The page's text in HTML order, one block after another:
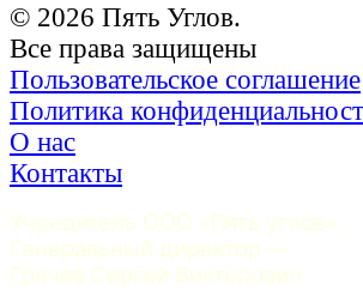
© 2026 Пять Углов.
Все права защищены
Пользовательское соглашение
Политика
О нас
Контакты
Учредитель ООО «Пять углов».
Генеральный директор —
Грачев Сергей Викторович